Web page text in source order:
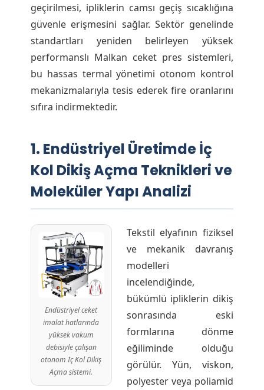
geçirilmesi, ipliklerin camsı geçiş sıcaklığına
güvenle erişmesini sağlar. Sektör genelinde
standartları yeniden belirleyen yüksek
performanslı Malkan ceket pres sistemleri,
bu hassas termal yönetimi otonom kontrol
mekanizmalarıyla tesis ederek fire oranlarını
sıfıra indirmektedir.
1. Endüstriyel Üretimde İç
Kol Dikiş Açma Teknikleri ve
Moleküler Yapı Analizi
Endüstriyel ceket
imalat hatlarında
yüksek vakum
debisiyle çalışan
otonom İç Kol Dikiş
Açma sistemi.
Tekstil elyafının fiziksel
ve mekanik davranış
modelleri
incelendiğinde,
bükümlü ipliklerin dikiş
sonrasında eski
formlarına dönme
eğiliminde olduğu
görülür. Yün, viskon,
polyester veya poliamid